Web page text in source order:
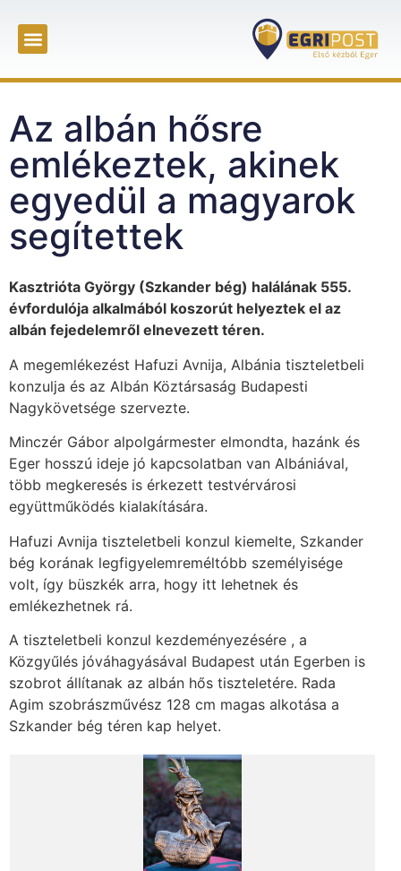
Az albán hősre
emlékeztek, akinek
egyedül a magyarok
segítettek
Kasztrióta György (Szkander bég) halálának 555.
évfordulója alkalmából koszorút helyeztek el az
albán fejedelemről elnevezett téren.
A megemlékezést Hafuzi Avnija, Albánia tiszteletbeli
konzulja és az Albán Köztársaság Budapesti
Nagykövetsége szervezte.
Minczér Gábor alpolgármester elmondta, hazánk és
Eger hosszú ideje jó kapcsolatban van Albániával,
több megkeresés is érkezett testvérvárosi
együttműködés kialakítására.
Hafuzi Avnija tiszteletbeli konzul kiemelte, Szkander
bég korának legfigyelemreméltóbb személyisége
volt, így büszkék arra, hogy itt lehetnek és
emlékezhetnek rá.
A tiszteletbeli konzul kezdeményezésére , a
Közgyűlés jóváhagyásával Budapest után Egerben is
szobrot állítanak az albán hős tiszteletére. Rada
Agim szobrászművész 128 cm magas alkotása a
Szkander bég téren kap helyet.